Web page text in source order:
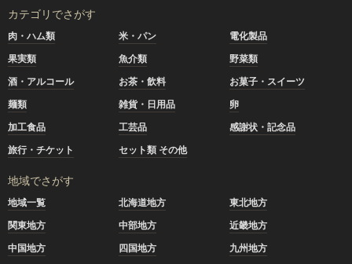
カテゴリでさがす
肉・ハム類 米・パン
電化製品
果実類
魚介類
野菜類
酒・アルコール
お茶・飲料
お菓子・スイーツ
麺類
雑貨・日用品
卵
加工食品
工芸品
感謝状・記念品
旅行・チケット
セット類 その他
地域でさがす
地域一覧 北海道地方
東北地方
関東地方
中部地方
近畿地方
中国地方
四国地方 九州地方